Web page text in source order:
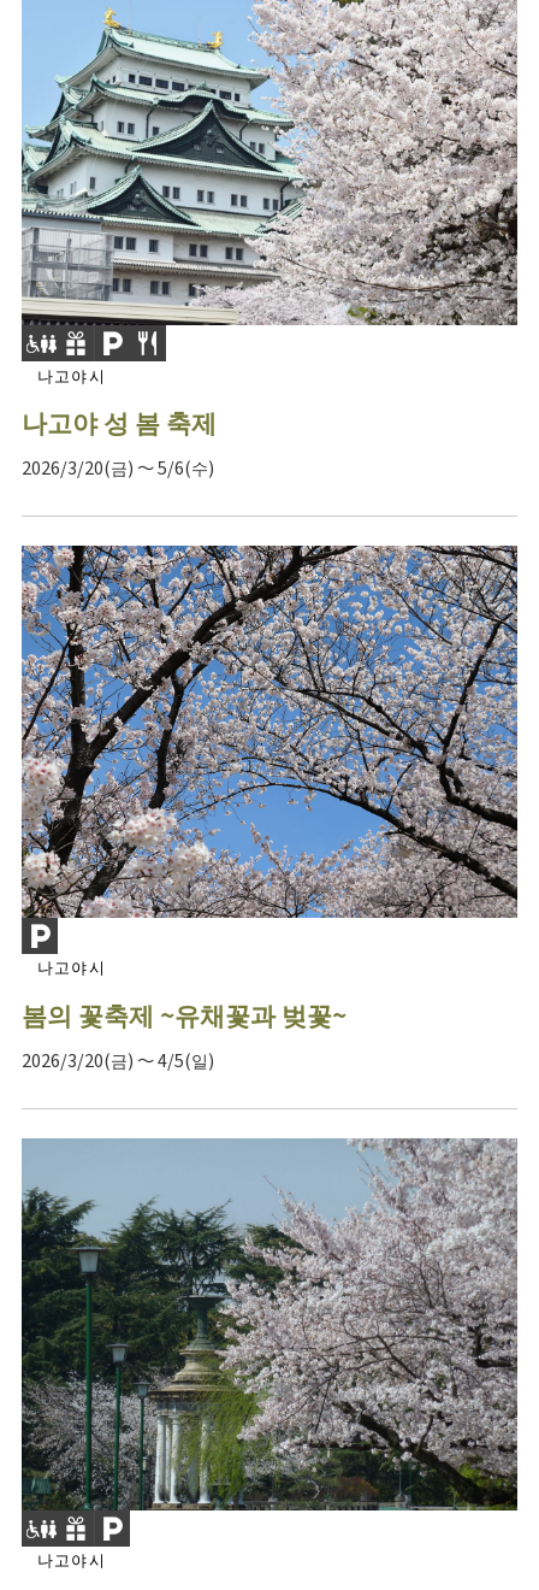
나고야시
나고야 성 봄 축제
2026/3/20(금) ～ 5/6(수)
나고야시
봄의 꽃축제 ~유채꽃과 벚꽃~
2026/3/20(금) ～ 4/5(일)
나고야시